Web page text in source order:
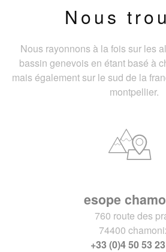
Nous
Nous rayonnons à la fois sur les
bassin genevois en étant basé à
mais également sur le sud de la
montpellier.
esope
760 route des
74400
+33 (0)4 50 53